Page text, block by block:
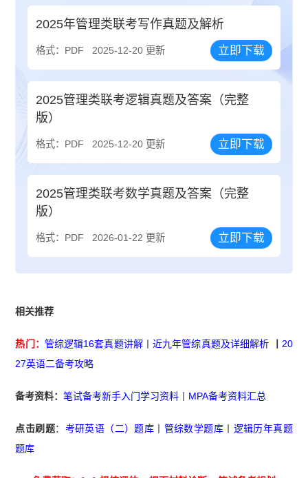
2025年管理类联考写作真题及解析
格式：PDF 2025-12-20 更新 立即下载
2025管理类联考逻辑真题及答案（完整
版）
格式：PDF 2025-12-20 更新 立即下载
2025管理类联考数学真题及答案（完整
版）
格式：PDF 2026-01-22 更新 立即下载
相关推荐
热门： 管综逻辑16套真题讲解丨近九年管综真题及详细解析
20
27英语二备考攻略
备考资料：笔试备考新手入门学习资料 MPA备考资料汇总
点击刷题： 考研英语（二）题库 管综数学题库
逻辑历年真题
题库